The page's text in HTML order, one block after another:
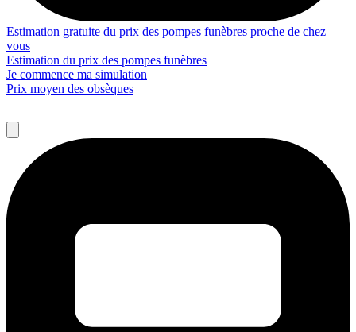
Estimation gratuite du prix des pompes funèbres proche de chez
vous
Estimation du prix des pompes funèbres
Je commence ma simulation
Prix moyen des obsèques